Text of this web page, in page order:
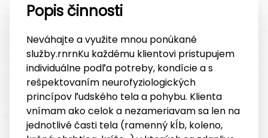
Popis činnosti
Neváhajte a využite mnou ponúkané
služby.rnrnKu každému klientovi pristupujem
individuálne podľa potreby, kondície a s
rešpektovaním neurofyziologických
princípov ľudského tela a pohybu. Klienta
vnímam ako celok a nezameriavam sa len na
jednotlivé časti tela (ramenný kĺb, koleno,